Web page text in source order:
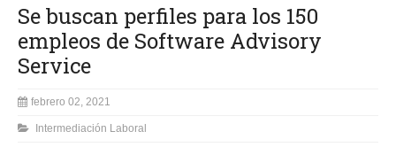
Se buscan perfiles para los 150
empleos de Software Advisory
Service
febrero 02, 2021
Intermediación Laboral